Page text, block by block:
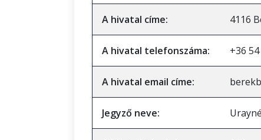
A hivatal címe: 4116
A hivatal telefonszáma: +36
A hivatal email címe:
Jegyző neve: